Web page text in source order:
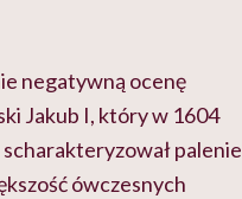
negatywną ocenę
Jakub I, który w 1604
scharakteryzował palenie
ówczesnych